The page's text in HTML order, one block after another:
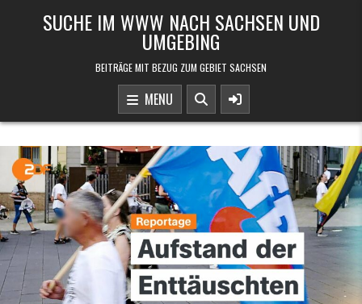
SUCHE IM WWW NACH SACHSEN UND
UMGEBING
BEITRÄGE MIT BEZUG ZUM GEBIET SACHSEN
MENU